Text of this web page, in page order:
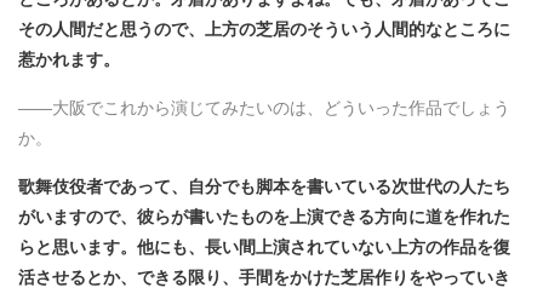
その人間だと思うので、上方の芝居のそういう人間的なところに
惹かれます。
――大阪でこれから演じてみたいのは、どういった作品でしょう
か。
歌舞伎役者であって、自分でも脚本を書いている次世代の人たち
がいますので、彼らが書いたものを上演できる方向に道を作れた
らと思います。他にも、長い間上演されていない上方の作品を復
活させるとか、できる限り、手間をかけた芝居作りをやっていき